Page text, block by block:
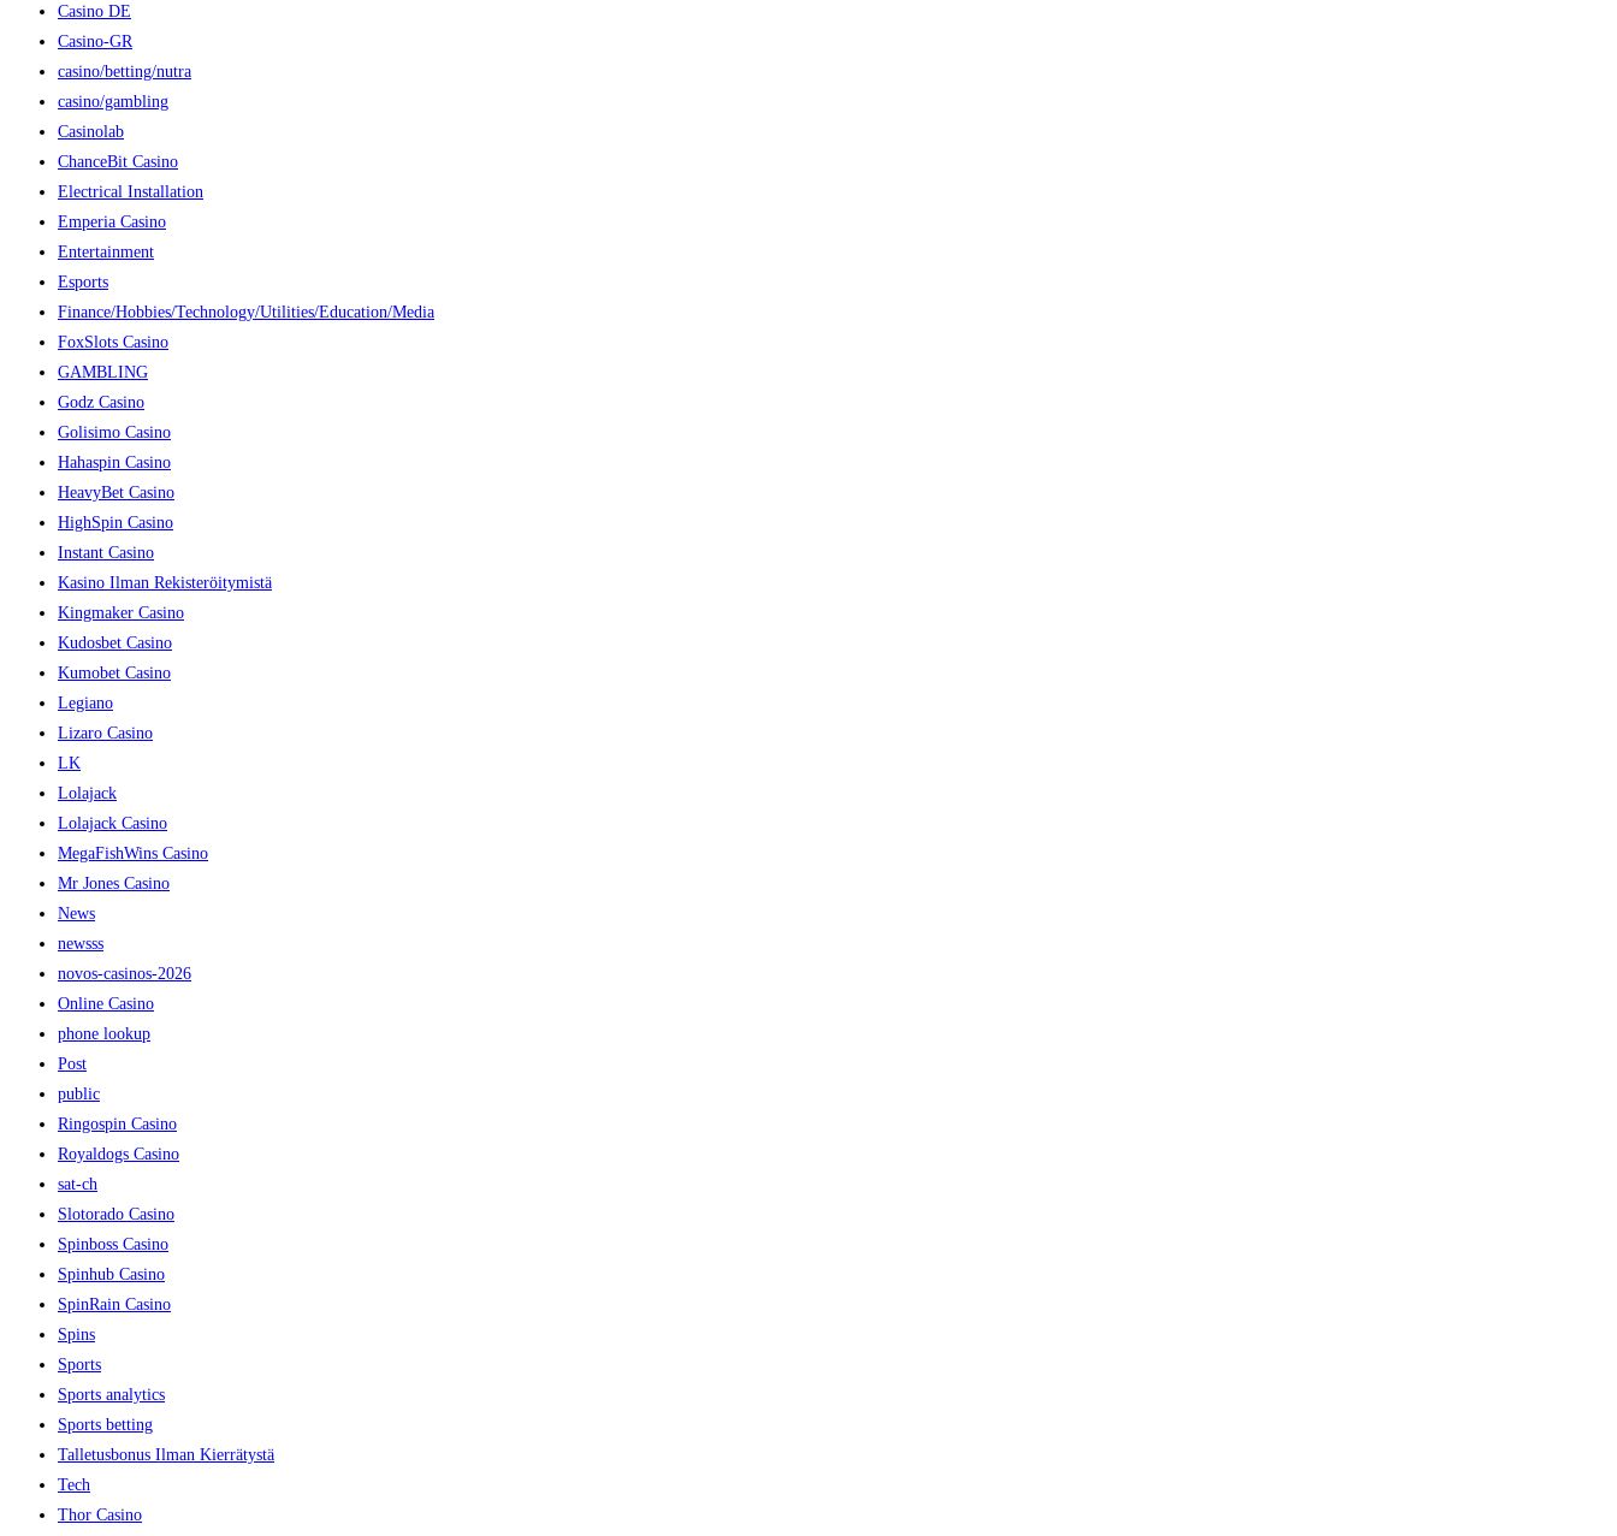
Casino DE
Casino-GR
casino/betting/nutra
casino/gambling
Casinolab
ChanceBit Casino
Electrical Installation
Emperia Casino
Entertainment
Esports
Finance/Hobbies/Technology/Utilities/Education/Media
FoxSlots Casino
GAMBLING
Godz Casino
Golisimo Casino
Hahaspin Casino
HeavyBet Casino
HighSpin Casino
Instant Casino
Kasino Ilman Rekisteröitymistä
Kingmaker Casino
Kudosbet Casino
Kumobet Casino
Legiano
Lizaro Casino
LK
Lolajack
Lolajack Casino
MegaFishWins Casino
Mr Jones Casino
News
newsss
novos-casinos-2026
Online Casino
phone lookup
Post
public
Ringospin Casino
Royaldogs Casino
sat-ch
Slotorado Casino
Spinboss Casino
Spinhub Casino
SpinRain Casino
Spins
Sports
Sports analytics
Sports betting
Talletusbonus Ilman Kierrätystä
Tech
Thor Casino